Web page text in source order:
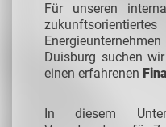
Für unseren
Duisburg suchen wir
einen erfahrenen
In diesem